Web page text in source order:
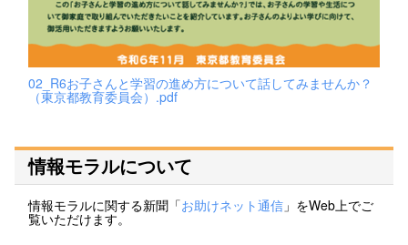
02_R6お子さんと学習の進め方について話してみませんか？
（東京都教育委員会）.pdf
情報モラルについて
情報モラルに関する新聞「お助けネット通信 」をWeb上でご
覧いただけます。